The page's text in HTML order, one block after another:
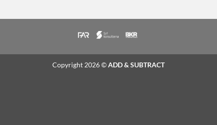
Copyright 2026 ©ADD & SUBTRACT